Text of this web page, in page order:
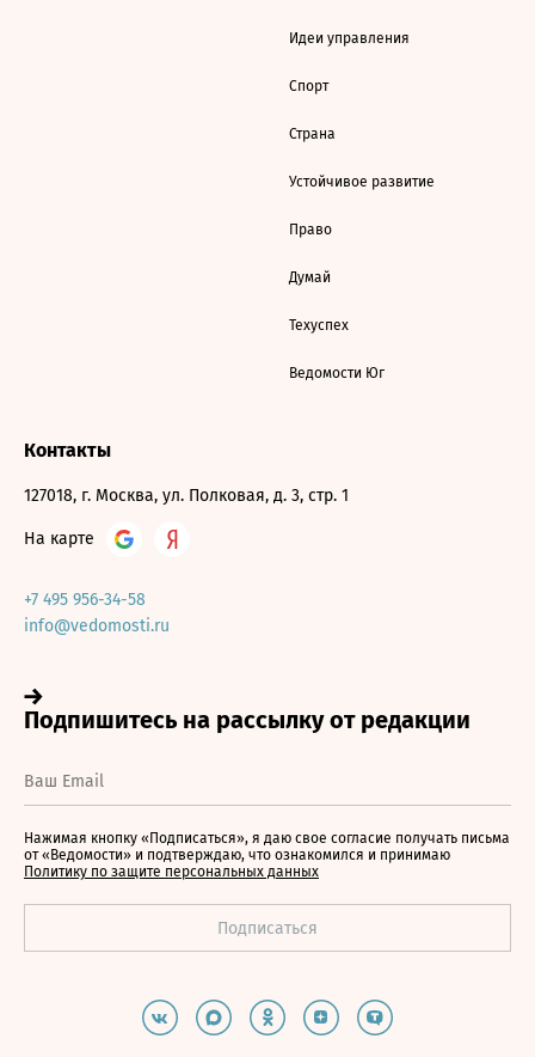
Идеи управления
Спорт
Страна
Устойчивое развитие
Право
Думай
Техуспех
Ведомости Юг
Контакты
127018, г. Москва, ул. Полковая, д. 3, стр. 1
На карте
+7 495 956-34-58
info@vedomosti.ru
Нажимая кнопку «Подписаться», я даю свое согласие получать письма
от «Ведомости» и подтверждаю, что ознакомился и принимаю
Политику по защите персональных данных